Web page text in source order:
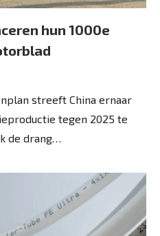
hun 1000e
streeft China ernaar
tegen 2025 te
de drang…